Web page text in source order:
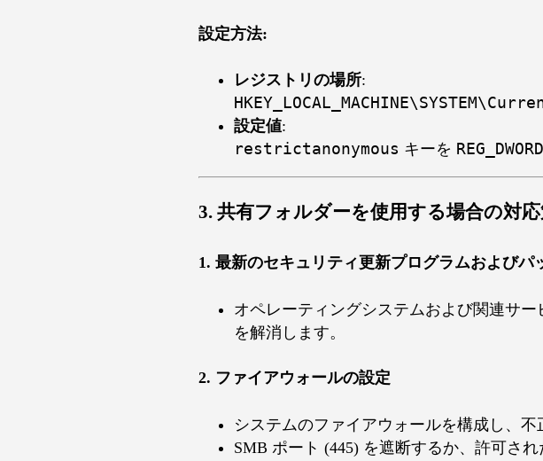
設定方法:
レジストリの場所:
設定値:
restrictanonymous キーを REG_DWORD
3. 共有フォルダーを使用する場合の対
1. 最新のセキュリティ更新プログラムおよびパ
オペレーティングシステムおよび関連サ
を解消します。
2. ファイアウォールの設定
システムのファイアウォールを構成し、不
SMB ポート (445) を遮断するか、許可さ